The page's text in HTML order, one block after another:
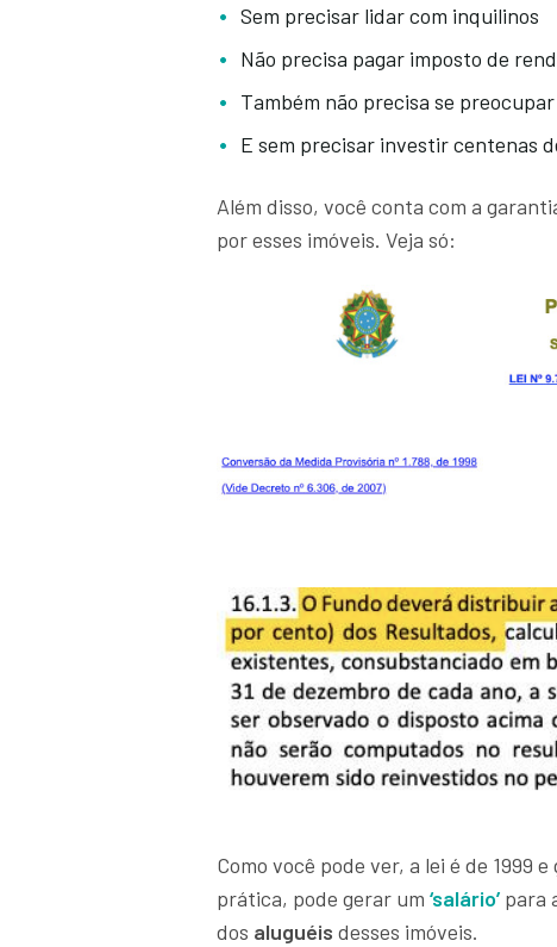
Sem precisar lidar com inquilinos
Não precisa pagar imposto de
Também não precisa se
E sem precisar investir centenas
Além disso, você conta com a
por esses imóveis. Veja só:
Como você pode ver, a lei é de 1999
prática, pode gerar um ‘salário’ para
dos aluguéis desses imóveis.